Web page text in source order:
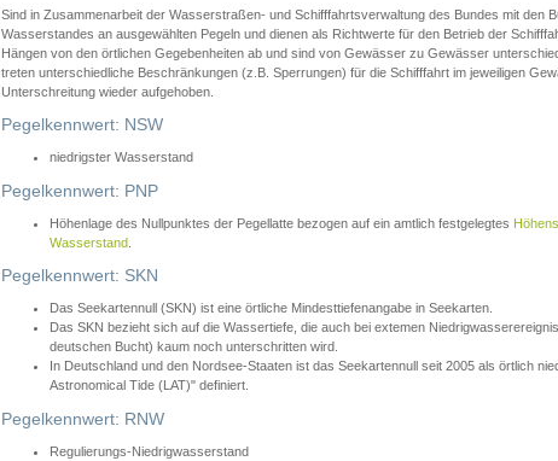
Sind in Zusammenarbeit der Wasserstraßen- und Schifffahrtsverwaltung des Bundes mit den
Wasserstandes an ausgewählten Pegeln und dienen als Richtwerte für den Betrieb der
Hängen von den örtlichen Gegebenheiten ab und sind von Gewässer zu Gewässer
treten unterschiedliche Beschränkungen (z.B. Sperrungen) für die Schifffahrt im jeweiligen
Unterschreitung wieder aufgehoben.
Pegelkennwert: NSW
niedrigster Wasserstand
Pegelkennwert: PNP
Höhenlage des Nullpunktes der Pegellatte bezogen auf ein amtlich festgelegtes
Wasserstand
Pegelkennwert: SKN
Das Seekartennull (SKN) ist eine örtliche Mindesttiefenangabe in Seekarten.
Das SKN bezieht sich auf die Wassertiefe, die auch bei extemen
deutschen Bucht) kaum noch unterschritten wird.
In Deutschland und den Nordsee-Staaten ist das Seekartennull seit 2005 als örtlich
Astronomical Tide (LAT)" definiert.
Pegelkennwert: RNW
Regulierungs-Niedrigwasserstand